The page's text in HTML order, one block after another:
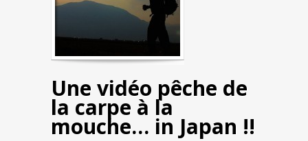
Une vidéo pêche de
la carpe à la
mouche… in Japan !!